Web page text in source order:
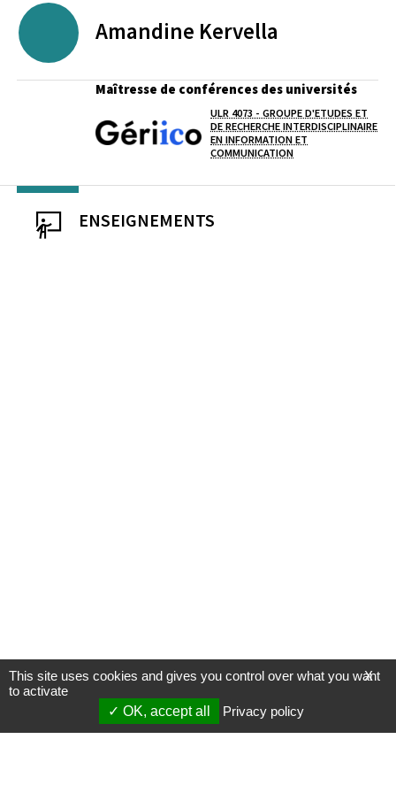
Amandine Kervella
Maîtresse de conférences des universités
Laboratoire / équipe
ULR 4073 - GROUPE D'ETUDES ET
DE RECHERCHE INTERDISCIPLINAIRE
EN INFORMATION ET
COMMUNICATION
ENSEIGNEMENTS
X
This site uses cookies and gives you control over what you want
to activate
OK, accept all
Privacy policy